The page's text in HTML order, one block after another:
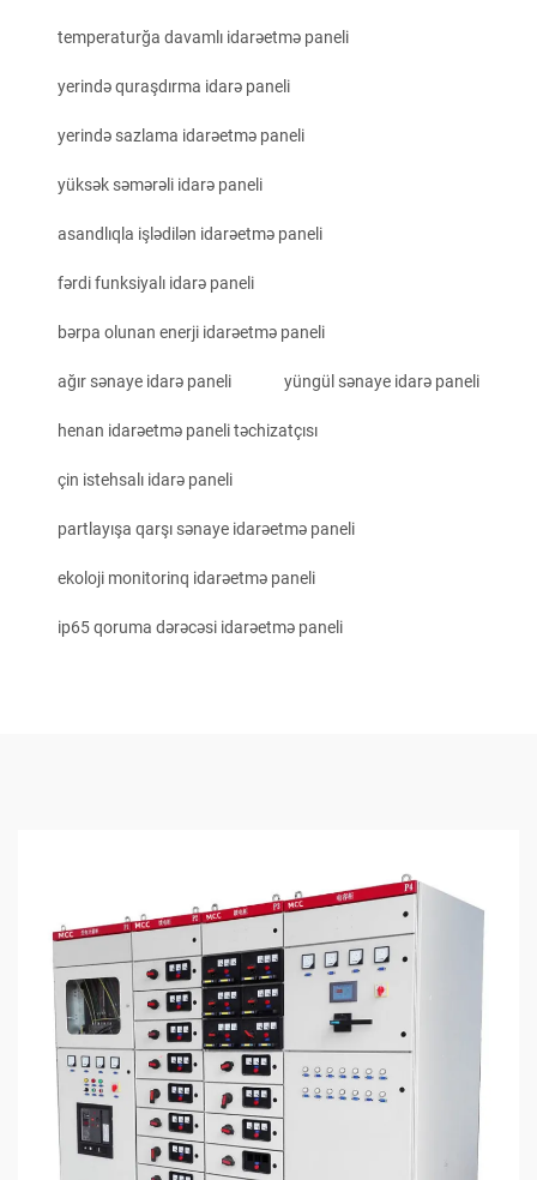
temperaturğa davamlı idarəetmə paneli
yerində quraşdırma idarə paneli
yerində sazlama idarəetmə paneli
yüksək səmərəli idarə paneli
asandlıqla işlədilən idarəetmə paneli
fərdi funksiyalı idarə paneli
bərpa olunan enerji idarəetmə paneli
ağır sənaye idarə paneli yüngül sənaye idarə paneli
henan idarəetmə paneli təchizatçısı
çin istehsalı idarə paneli
partlayışa qarşı sənaye idarəetmə paneli
ekoloji monitorinq idarəetmə paneli
ip65 qoruma dərəcəsi idarəetmə paneli